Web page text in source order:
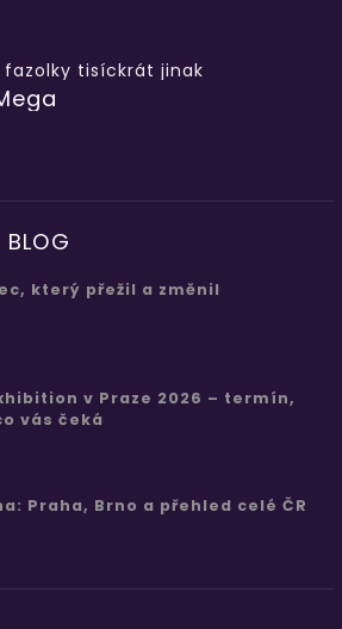
fazolky tisíckrát jinak
který přežil a změnil
v Praze 2026 – termín,
vás čeká
Praha, Brno a přehled celé ČR